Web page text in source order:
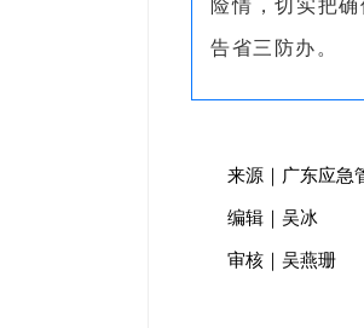
险情，切实把
告省三防办。
来源｜广东应急
编辑｜吴冰
审核｜吴燕珊